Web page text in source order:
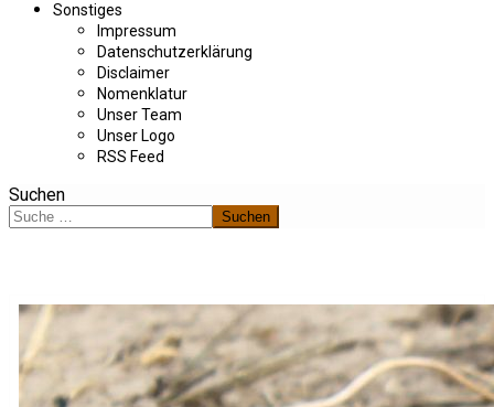
Sonstiges
Impressum
Datenschutzerklärung
Disclaimer
Nomenklatur
Unser Team
Unser Logo
RSS Feed
Suchen
Suchen